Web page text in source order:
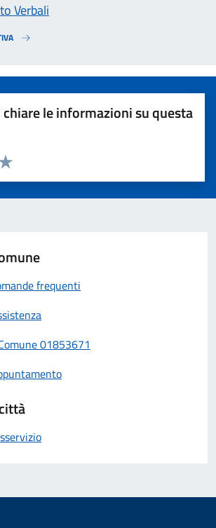
Verbali
le informazioni su questa
5 stelle su 5
4 stelle su 5
su 5
su 5
5
frequenti
01853671